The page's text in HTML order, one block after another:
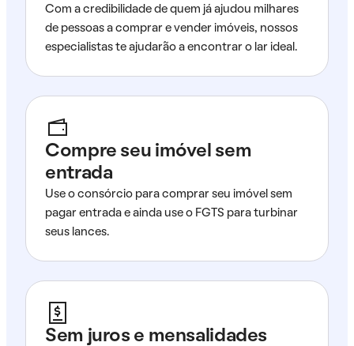
Com a credibilidade de quem já ajudou milhares
de pessoas a comprar e vender imóveis, nossos
especialistas te ajudarão a encontrar o lar ideal.
Compre seu imóvel sem
entrada
Use o consórcio para comprar seu imóvel sem
pagar entrada e ainda use o FGTS para turbinar
seus lances.
Sem juros e mensalidades